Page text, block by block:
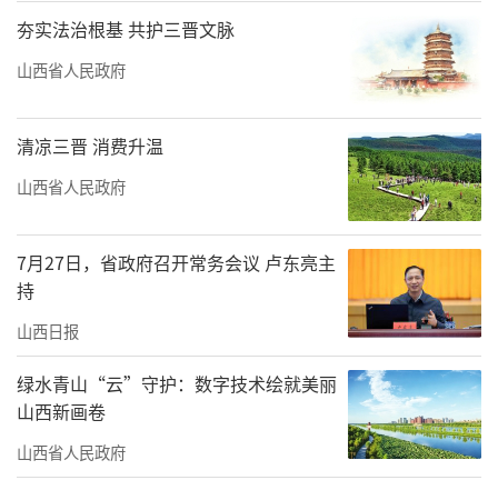
产提升带动总产增长，在同朔、上党、晋中盆
地等地创建玉米“吨粮田”；在晋南盆地小
麦、玉米两茬种植区打造一批“吨半粮田”。
此外，省委农村工作领导小组印发《2024年山
西省粮食作物大面积增单产行动方案》，提
出“强化良田、良种、良法、良机、良制‘五
良’融合，辐射带动主要粮油作物大面积均衡
增产，粮食总产量达297.1亿斤，为推动现代农
业高质量发展提供有力支撑”。
日前，全省有机旱作农业暨玉米单产提升
工程项目建设培训班在太原举办，解读全省有
机旱作农业集成技术示范行动实施方案，培训
玉米单产提升项目建设知识。大同市云州区、
夯实法治根基 共护三晋文脉
山西省人民政府
清凉三晋 消费升温
山西省人民政府
7月27日，省政府召开常务会议 卢东亮主
持
山西日报
绿水青山“云”守护：数字技术绘就美丽
山西新画卷
山西省人民政府